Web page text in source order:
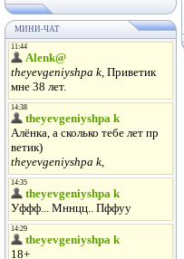
МИНИ-ЧАТ